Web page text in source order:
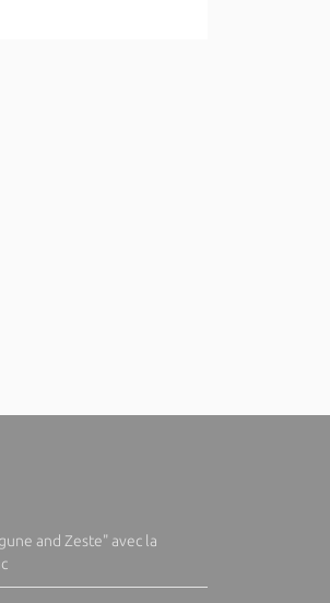
and Zeste" avec la